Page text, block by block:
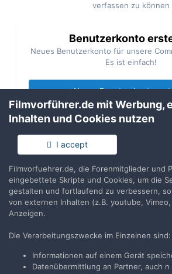
verfassen zu können
Benutzerkonto
Neues Benutzerkonto für unsere
Es ist einfach!
Neues Benutzerkonto
Du hast bereits ein Benutzerkonto?
Jetzt anmelden
Teilen
Filmvorführer.de mit Werbung,
Inhalten und Cookies nutzen
I accept
Filmvorfuehrer.de, die Forenmitglieder und
eingebettete Skripte und Cookies, um die
gestalten und fortlaufend zu verbessern,
von externen Inhalten (z.B. youtube,
Anzeigen.
Die Verarbeitungszwecke im Einzelnen sind:
Informationen auf einem Gerät
Datenübermittlung an Partner, auch